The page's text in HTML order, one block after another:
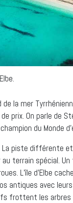
la mer
prix. On parle de
du Monde
La piste différente
terrain spécial.
L’île d’Elbe
antiques avec
frottent les arbres